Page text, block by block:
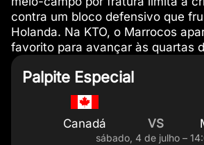
contra um bloco defensivo que
Holanda. Na KTO, o Marrocos
favorito para avançar às quartas
Palpite Especial
Canadá VS
sábado, 4 de julho –